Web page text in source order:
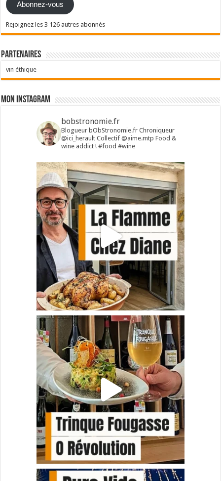
Abonnez-vous
Rejoignez les 3 126 autres abonnés
Partenaires
vin éthique
Mon Instagram
bobstronomie.fr
Blogueur bObStronomie.fr Chroniqueur
@ici_heraultCollectif @aime.mtp Food &
wine addict !#food #wine